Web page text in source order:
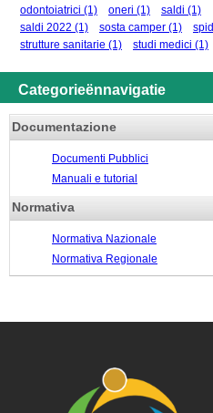
odontoiatrici (1) oneri (1) saldi (1)
saldi 2022 (1) sosta camper (1) spid
strutture sanitarie (1) studi medici (1)
Categorieënnavigatie
Documentazione
Documenti Pubblici
Manuali e tutorial
Normativa
Normativa Nazionale
Normativa Regionale